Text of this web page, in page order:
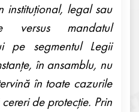
instituțional, legal sau
versus mandatul
pe segmentul Legii
în ansamblu, nu
în toate cazurile
de protecție. Prin